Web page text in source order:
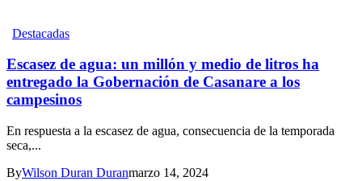
Destacadas
Escasez de agua: un millón y medio de litros ha
entregado la Gobernación de Casanare a los
campesinos
En respuesta a la escasez de agua, consecuencia de la temporada
seca,...
ByWilson Duran Duranmarzo 14, 2024